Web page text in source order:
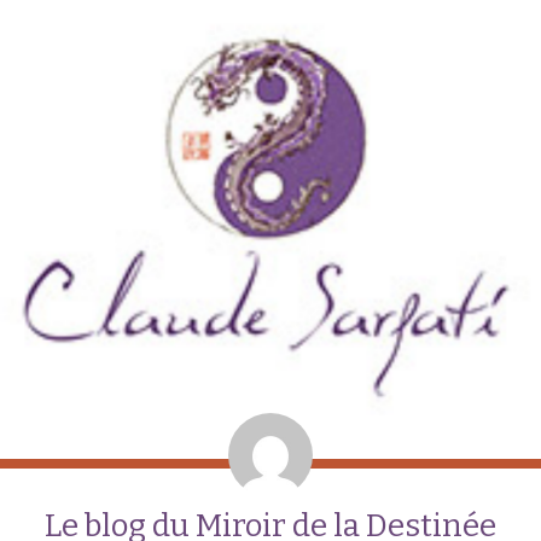
Le blog du Miroir de la Destinée